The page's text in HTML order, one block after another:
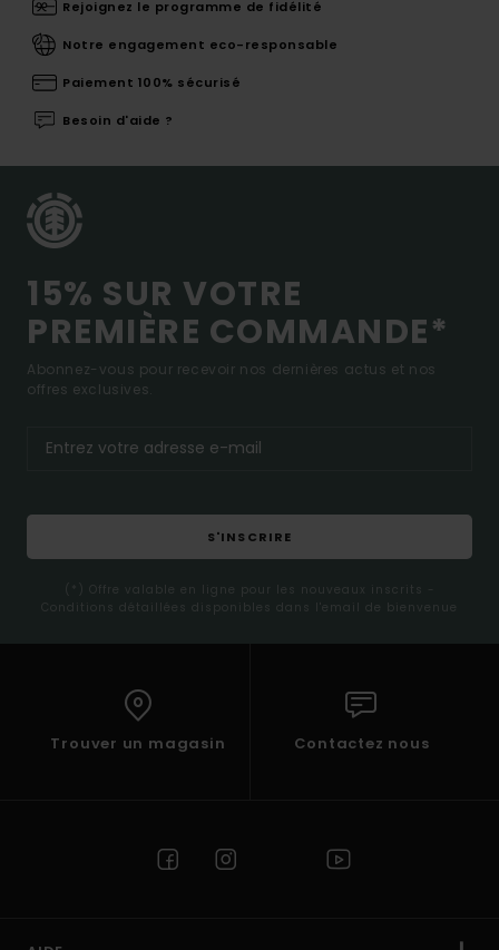
Rejoignez le programme de fidélité
Notre engagement eco-responsable
Paiement 100% sécurisé
Besoin d'aide ?
15% SUR VOTRE
PREMIÈRE COMMANDE*
Abonnez-vous pour recevoir nos dernières actus et nos
offres exclusives.
S'INSCRIRE
(*) Offre valable en ligne pour les nouveaux inscrits -
Conditions détaillées disponibles dans l'email de bienvenue
Trouver un magasin Contactez nous